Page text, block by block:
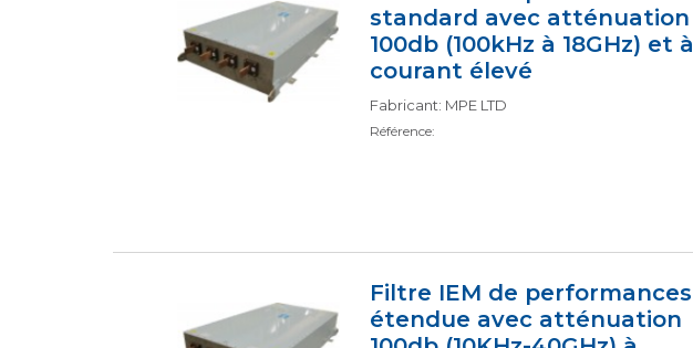
standard avec atténuation
100db (100kHz à 18GHz) et à
courant élevé
Fabricant: MPE LTD
Référence:
Filtre IEM de performances
étendue avec atténuation